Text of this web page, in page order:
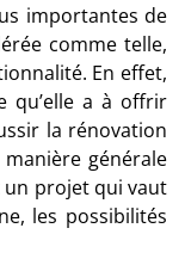
importantes de
comme telle,
En effet,
qu’elle a à offrir
la rénovation
manière générale
un projet qui vaut
les possibilités